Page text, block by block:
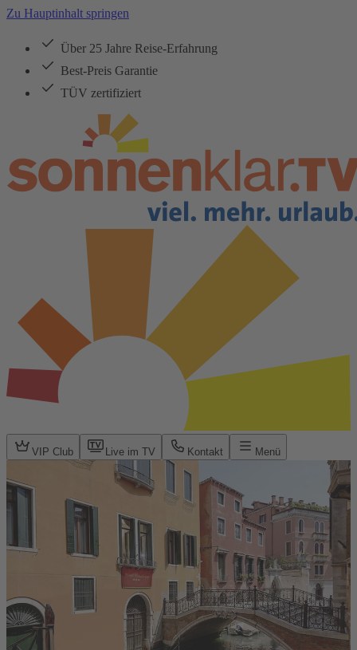
Zu Hauptinhalt springen
Über 25 Jahre Reise-Erfahrung
Best-Preis Garantie
TÜV zertifiziert
VIP Club Live im TV Kontakt Menü